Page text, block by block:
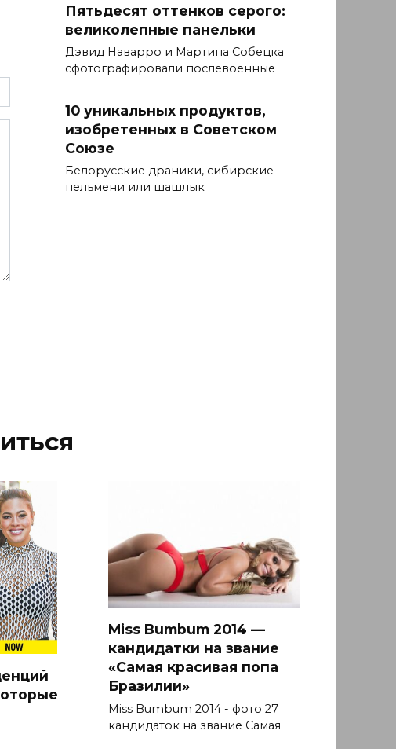
Пятьдесят оттенков серого:
великолепные панельки
Дэвид Наварро и Мартина Собецка
сфотографировали послевоенные
10 уникальных продуктов,
изобретенных в Советском
Союзе
Белорусские драники, сибирские
пельмени или шашлык
Miss Bumbum 2014 —
кандидатки на звание
«Самая красивая попа
Бразилии»
Miss Bumbum 2014 - фото 27
кандидаток на звание Самая